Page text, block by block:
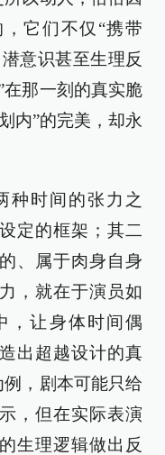
它们不仅“携带
意识甚至生理反
在那一刻的真实脆
内”的完美，却永
种时间的张力之
定的框架；其二
、属于肉身自身
，就在于演员如
，让身体时间偶
出超越设计的真
，剧本可能只给
，但在实际表演
生理逻辑做出反